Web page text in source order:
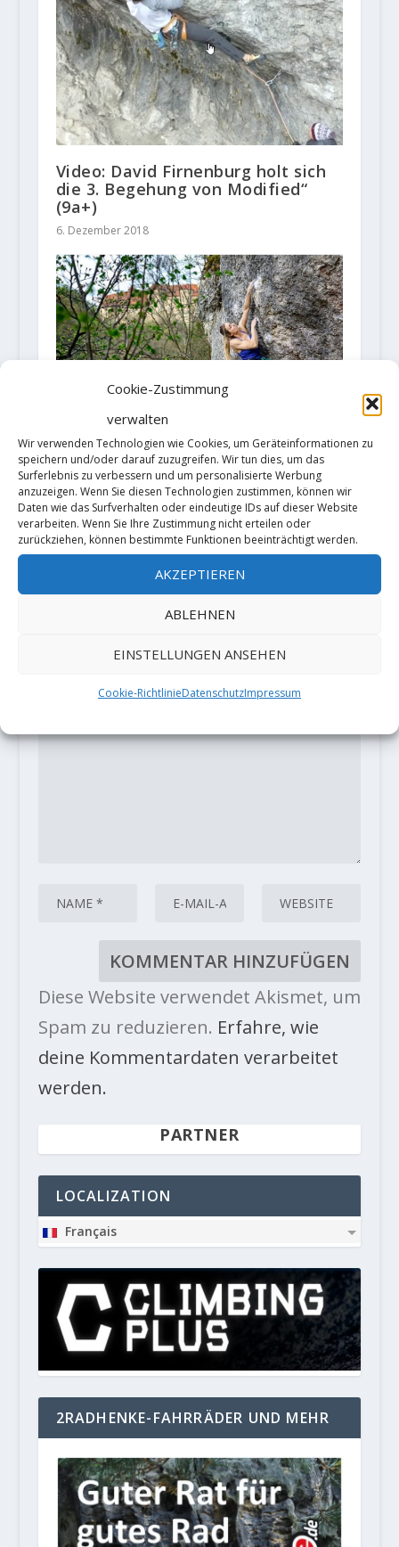
Cookie-Zustimmung
verwalten
Wir verwenden Technologien wie Cookies, um Geräteinformationen zu
speichern und/oder darauf zuzugreifen. Wir tun dies, um das
Surferlebnis zu verbessern und um personalisierte Werbung
anzuzeigen. Wenn Sie diesen Technologien zustimmen, können wir
Daten wie das Surfverhalten oder eindeutige IDs auf dieser Website
verarbeiten. Wenn Sie Ihre Zustimmung nicht erteilen oder
zurückziehen, können bestimmte Funktionen beeinträchtigt werden.
AKZEPTIEREN
ABLEHNEN
EINSTELLUNGEN ANSEHEN
Cookie-RichtlinieDatenschutzImpressum
Video: David Firnenburg holt sich
die 3. Begehung von Modified“
(9a+)
6. Dezember 2018
Sylwia Buczek klettert „Lost
Schnuller“ 11- (8c)
24. September 2020
HINTERLASSE EINE ANTWORT
veröffentlicht. Erforderliche Felder
*markiert
Diese Website verwendet Akismet, um
Spam zu reduzieren. Erfahre, wie
deine Kommentardaten verarbeitet
werden.
PARTNER
LOCALIZATION
Français
2RADHENKE-FAHRRÄDER UND MEHR